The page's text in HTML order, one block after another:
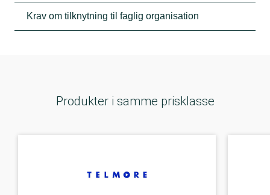
Krav om tilknytning til faglig organisation
Produkter i samme prisklasse